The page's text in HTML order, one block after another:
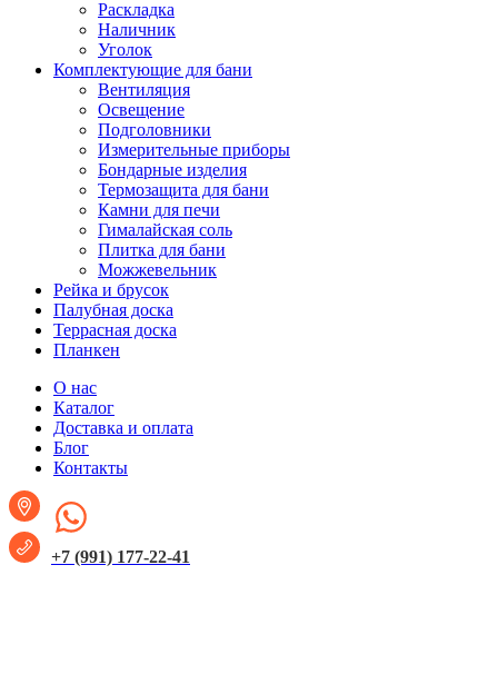
Раскладка
Наличник
Уголок
Комплектующие для бани
Вентиляция
Освещение
Подголовники
Измерительные приборы
Бондарные изделия
Термозащита для бани
Камни для печи
Гималайская соль
Плитка для бани
Можжевельник
Рейка и брусок
Палубная доска
Террасная доска
Планкен
О нас
Каталог
Доставка и оплата
Блог
Контакты
+7 (991) 177-22-41